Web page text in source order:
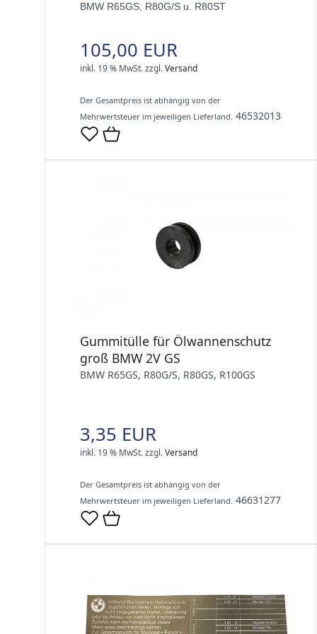
BMW R65GS, R80G/S u. R80ST
105,00 EUR
inkl. 19 % MwSt.zzgl.Versand
Der Gesamtpreis ist abhängig von der
Mehrwertsteuer im jeweiligen Lieferland. 46532013
Gummitülle für Ölwannenschutz
groß BMW 2V GS
BMW R65GS, R80G/S, R80GS, R100GS
3,35 EUR
inkl. 19 % MwSt.zzgl.Versand
Der Gesamtpreis ist abhängig von der
Mehrwertsteuer im jeweiligen Lieferland. 46631277